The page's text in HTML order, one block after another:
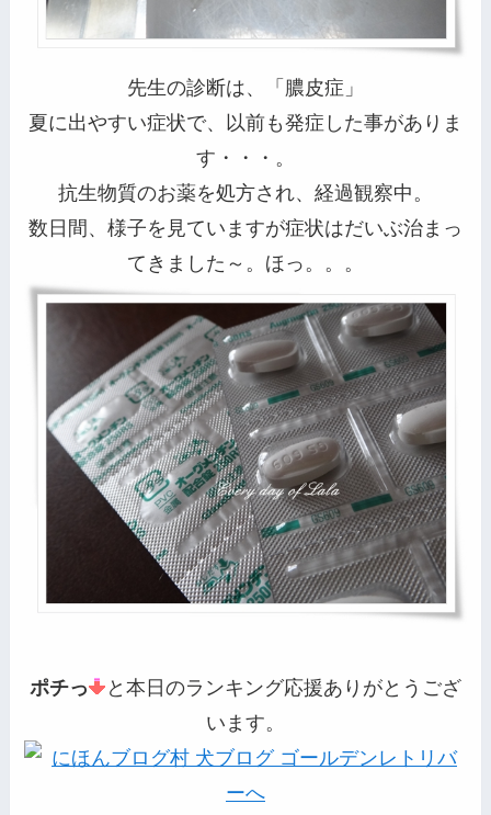
先生の診断は、「膿皮症」
夏に出やすい症状で、以前も発症した事がありま
す・・・。
抗生物質のお薬を処方され、経過観察中。
数日間、様子を見ていますが症状はだいぶ治まっ
てきました～。ほっ。。。
ポチっ
と本日のランキング応援ありがとうござ
います。